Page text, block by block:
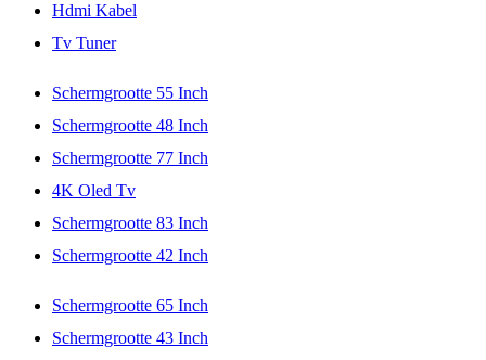
Hdmi Kabel
Tv Tuner
Schermgrootte 55 Inch
Schermgrootte 48 Inch
Schermgrootte 77 Inch
4K Oled Tv
Schermgrootte 83 Inch
Schermgrootte 42 Inch
Schermgrootte 65 Inch
Schermgrootte 43 Inch